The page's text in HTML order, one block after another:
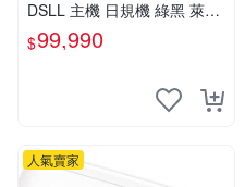
DSLL 主機 日規機 綠黑 萊姆
黑 (送充電器+保護貼)【台中
恐龍電玩】
$99,990
人氣賣家